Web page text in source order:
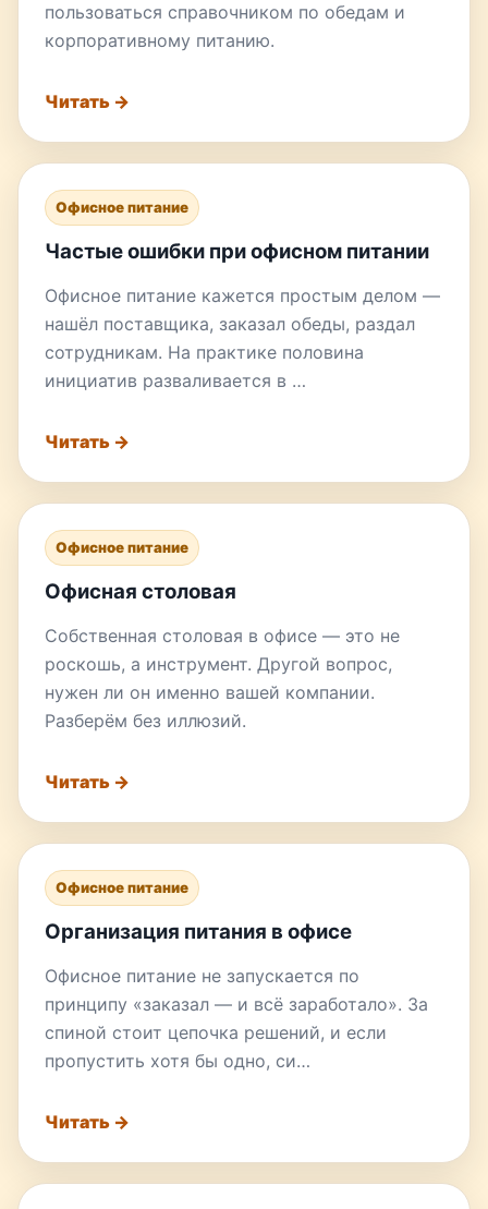
пользоваться справочником по обедам и
корпоративному питанию.
Читать →
Офисное питание
Частые ошибки при офисном питании
Офисное питание кажется простым делом —
нашёл поставщика, заказал обеды, раздал
сотрудникам. На практике половина
инициатив разваливается в …
Читать →
Офисное питание
Офисная столовая
Собственная столовая в офисе — это не
роскошь, а инструмент. Другой вопрос,
нужен ли он именно вашей компании.
Разберём без иллюзий.
Читать →
Офисное питание
Организация питания в офисе
Офисное питание не запускается по
принципу «заказал — и всё заработало». За
спиной стоит цепочка решений, и если
пропустить хотя бы одно, си…
Читать →